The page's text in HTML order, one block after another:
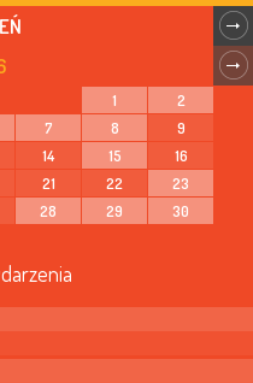
1
2
7 8
9
14 15
16
21 22
23
28 29
30